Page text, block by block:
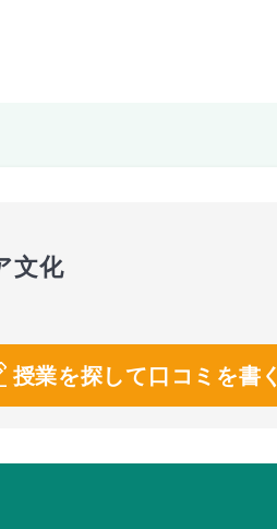
文化
授業を探して口コミを書く